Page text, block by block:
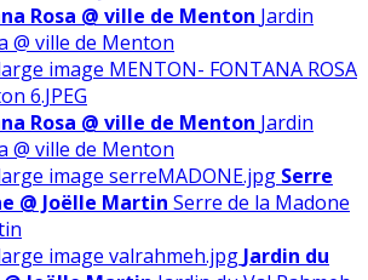
Rosa @ ville de Menton Jardin
@ ville de Menton
Rosa @ ville de Menton Jardin
@ ville de Menton
Serre
@ Joëlle Martin Serre de la Madone
Jardin du